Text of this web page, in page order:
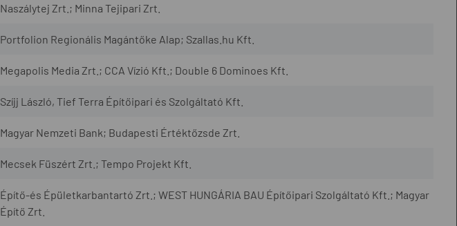
Naszálytej Zrt.; Minna Tejipari Zrt.
Portfolion Regionális Magántőke Alap; Szallas.hu Kft.
Megapolis Media Zrt.; CCA Vízió Kft.; Double 6 Dominoes Kft.
Szíjj László, Tief Terra Építőipari és Szolgáltató Kft.
Magyar Nemzeti Bank; Budapesti Értéktőzsde Zrt.
Mecsek Füszért Zrt.; Tempo Projekt Kft.
Építő-és Épületkarbantartó Zrt.; WEST HUNGÁRIA BAU Építőipari Szolgáltató Kft.; Magyar
Építő Zrt.